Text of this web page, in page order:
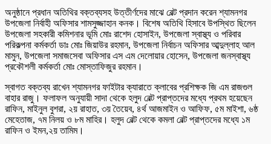
অনুষ্ঠানে প্রধান অতিথির বক্তব্যসহ উত্তীর্ণদের মাঝে বেল্ট প্রদান করেন শ্যামনগর
উপজেলা নির্বাহী অফিসার শামসুজ্জাহান কনক। বিশেষ অতিথি হিসাবে উপস্থিত ছিলেন
উপজেলা সহকারী কমিশনার ভূমি মোঃ রাশেদ হোসাইন, উপজেলা স্বাস্থ্য ও পরিবার
পরিকল্পনা কর্মকর্তা ডাঃ মোঃ জিয়াউর রহমান, উপজেলা নির্বাচন অফিসার আব্দুল্লাহ আল
মামুন, উপজেলা সমাজসেবা অফিসার এস এম দেলোয়ার হোসেন, উপজেলা জনস্বাস্থ্য
প্রকৌশলী কর্মকর্তা মোঃ মোস্তাফিজুর রহমান।
স্বাগত বক্তব্য রাখেন শ্যামনগর ফাইটার ক্যারাতে ক্লাবের প্রশিক্ষক জি এম রাজগুল
বাহার রাজু। ফলাফল অনুযায়ী সাদা থেকে হলুদ বেল্ট প্রাপ্তদের মধ্যে প্রথম হয়েছেন
রাফিন, মাইনুল বুশরা, ২য় রাহাত, ৩য় তৈয়েব, ৪র্থ আজমাইন ও আফিফ, ৫ম মাইশা, ৬ষ্ঠ
মেহেতাজ, ৭ম নিলয় ও ৮ম মাহির। হলুদ বেল্ট থেকে কমলা বেল্ট প্রাপ্তদের মধ্যে ১ম
রাফিন ও ইমন,২য় তামিম।